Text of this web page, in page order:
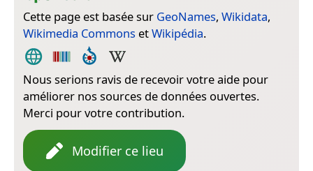
Cette page est basée sur GeoNames, Wikidata,
Wikimedia Commons etWikipédia.
Nous serions ravis de recevoir votre aide pour
améliorer nos sources de données ouvertes.
Merci pour votre contribution.
Modifier ce lieu